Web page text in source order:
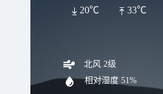
33℃
20℃
北风 2级
相对湿度 51%